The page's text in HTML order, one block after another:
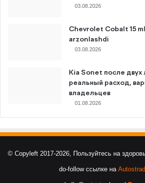
03.08.2026
Chevrolet Cobalt 15
arzonlashdi
03.08.2026
Kia Sonet после двух
реальный расход,
владельцев
01.08.2026
© Copyleft 2017-2026, Пользуйтесь на
do-follow ссылке на